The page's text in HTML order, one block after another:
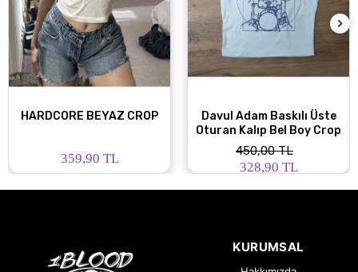
HARDCORE BEYAZ CROP
359,90 TL
Davul Adam Baskılı Üste
Oturan Kalıp Bel Boy Crop
450,00 TL
328,90 TL
KURUMSAL